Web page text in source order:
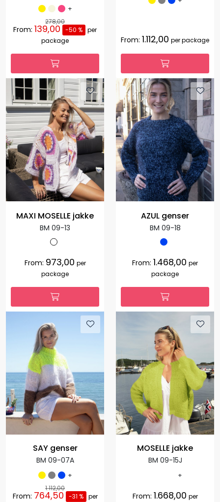
+
278,00
From: 139,00 -50 % per
package
From: 1.112,00 per package
MAXI MOSELLE jakke
BM 09-13
From: 973,00 per
package
AZUL genser
BM 09-18
From: 1.468,00 per
package
SAY genser
BM 09-07A
+
1.112,00
From: 764,50 -31 %
per
MOSELLE jakke
BM 09-15J
+
From: 1.668,00 per